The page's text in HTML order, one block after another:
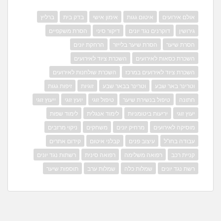
אולם אירועים איטום גגות אימון אישי בדק בית
ברליץ
גירושין
דוקרנים נגד יונים דיקור סיני
הסרת משקפיים
הסרת שיער
הסרת שיער בלייזר
הרחקת יונים
השכרת כסאות לאירועים
השכרת ציוד לאירועים
השכרת ציוד לאירועים במרכז
השכרת שולחנות לאירועים
וטרינר באר שבע
וטרינר בבאר שבע זוגיות
זיפות גגות
חתונה
טיפול בנשירת שיער טיפול זוגי יועץ זוגי
ייעוץ זוגי
יעוץ זוגי
יריעות ביטומניות לימוד אנגלית
לימוד שפות
מוסיקה לאירועים
מרחיק יונים משחקים
ניקוי מרזבים
עבודה בחו"ל
עיצוב פנים קבלני איטום
קידום אתרים
קניית רכב
רפואה משלימה רפואה סינית
רשתות נגד יונים
רשת נגד יונים
שמלות כלה שמלות ערב תוספות שיער